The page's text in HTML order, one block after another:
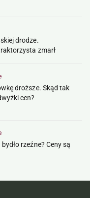
drodze.
zmarł
droższe. Skąd tak
cen?
rzeźne? Ceny są